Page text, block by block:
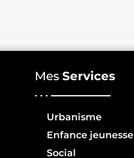
MesServices
Urbanisme
Enfance jeunesse
Social